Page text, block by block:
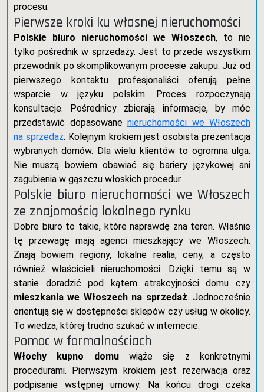
procesu.
Pierwsze kroki ku własnej nieruchomości
Polskie biuro nieruchomości we Włoszech, to nie
tylko pośrednik w sprzedaży. Jest to przede wszystkim
przewodnik po skomplikowanym procesie zakupu. Już od
pierwszego kontaktu profesjonaliści oferują pełne
wsparcie w języku polskim. Proces rozpoczynają
konsultacje. Pośrednicy zbierają informacje, by móc
przedstawić dopasowane nieruchomości we Włoszech
na sprzedaż. Kolejnym krokiem jest osobista prezentacja
wybranych domów. Dla wielu klientów to ogromna ulga.
Nie muszą bowiem obawiać się bariery językowej ani
zagubienia w gąszczu włoskich procedur.
Polskie biuro nieruchomości we Włoszech
ze znajomością lokalnego rynku
Dobre biuro to takie, które naprawdę zna teren. Właśnie
tę przewagę mają agenci mieszkający we Włoszech.
Znają bowiem regiony, lokalne realia, ceny, a często
również właścicieli nieruchomości. Dzięki temu są w
stanie doradzić pod kątem atrakcyjności domu czy
mieszkania we Włoszech na sprzedaż. Jednocześnie
orientują się w dostępności sklepów czy usług w okolicy.
To wiedza, której trudno szukać w internecie.
Pomoc w formalnościach
Włochy kupno domuwiąże się z konkretnymi
procedurami. Pierwszym krokiem jest rezerwacja oraz
podpisanie wstępnej umowy. Na końcu drogi czeka